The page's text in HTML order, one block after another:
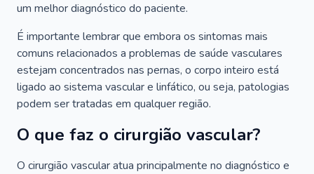
um melhor diagnóstico do paciente.
É importante lembrar que embora os sintomas mais
comuns relacionados a problemas de saúde vasculares
estejam concentrados nas pernas, o corpo inteiro está
ligado ao sistema vascular e linfático, ou seja, patologias
podem ser tratadas em qualquer região.
O que faz o cirurgião vascular?
O cirurgião vascular atua principalmente no diagnóstico e